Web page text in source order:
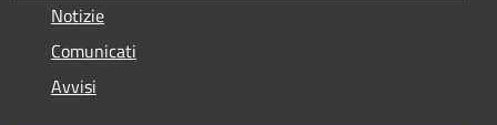
Notizie
Comunicati
Avvisi